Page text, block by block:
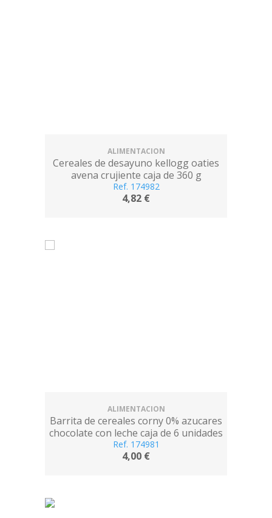
ALIMENTACION
Cereales de desayuno kellogg oaties
avena crujiente caja de 360 g
Ref. 174982
4,82 €
ALIMENTACION
Barrita de cereales corny 0% azucares
chocolate con leche caja de 6 unidades
20 g
Ref. 174981
4,00 €